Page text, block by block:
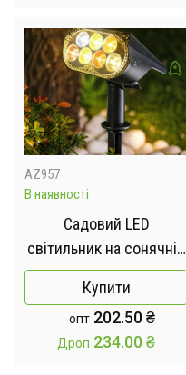
ліхтар
AZ957
В наявності
Садовий LED
світильник на сонячній
батареї Color Gradient
Solar Spot Lawn Light
Купити
опт 202.50₴
Дроп 234.00₴